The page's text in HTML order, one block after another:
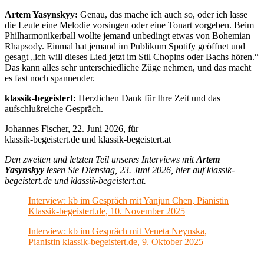
Artem Yasynskyy: Genau, das mache ich auch so, oder ich lasse
die Leute eine Melodie vorsingen oder eine Tonart vorgeben. Beim
Philharmonikerball wollte jemand unbedingt etwas von Bohemian
Rhapsody. Einmal hat jemand im Publikum Spotify geöffnet und
gesagt „ich will dieses Lied jetzt im Stil Chopins oder Bachs hören.“
Das kann alles sehr unterschiedliche Züge nehmen, und das macht
es fast noch spannender.
klassik-begeistert: Herzlichen Dank für Ihre Zeit und das
aufschlußreiche Gespräch.
Johannes Fischer, 22. Juni 2026, für
klassik-begeistert.de und klassik-begeistert.at
Den zweiten und letzten Teil unseres Interviews mitArtem
Yasynskyy lesen Sie Dienstag, 23. Juni 2026, hier auf klassik-
begeistert.de und klassik-begeistert.at.
Interview: kb im Gespräch mit Yanjun Chen, Pianistin
Klassik-begeistert.de, 10. November 2025
Interview: kb im Gespräch mit Veneta Neynska,
Pianistin klassik-begeistert.de, 9. Oktober 2025